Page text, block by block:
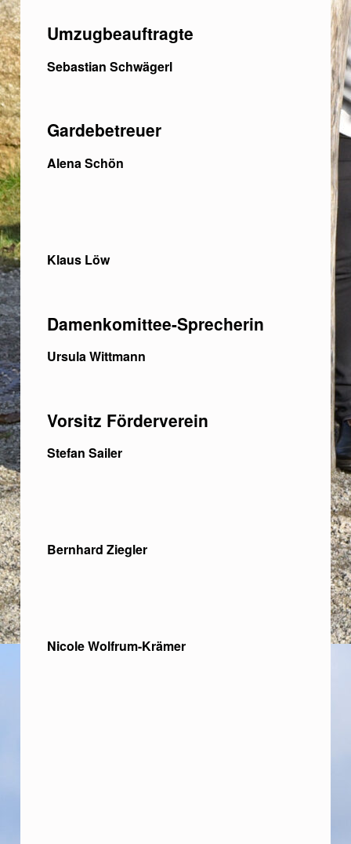
Umzugbeauftragte
Sebastian Schwägerl
Gardebetreuer
Alena Schön
Klaus Löw
Damenkomittee-Sprecherin
Ursula Wittmann
Vorsitz Förderverein
Stefan Sailer
Bernhard Ziegler
Nicole Wolfrum-Krämer